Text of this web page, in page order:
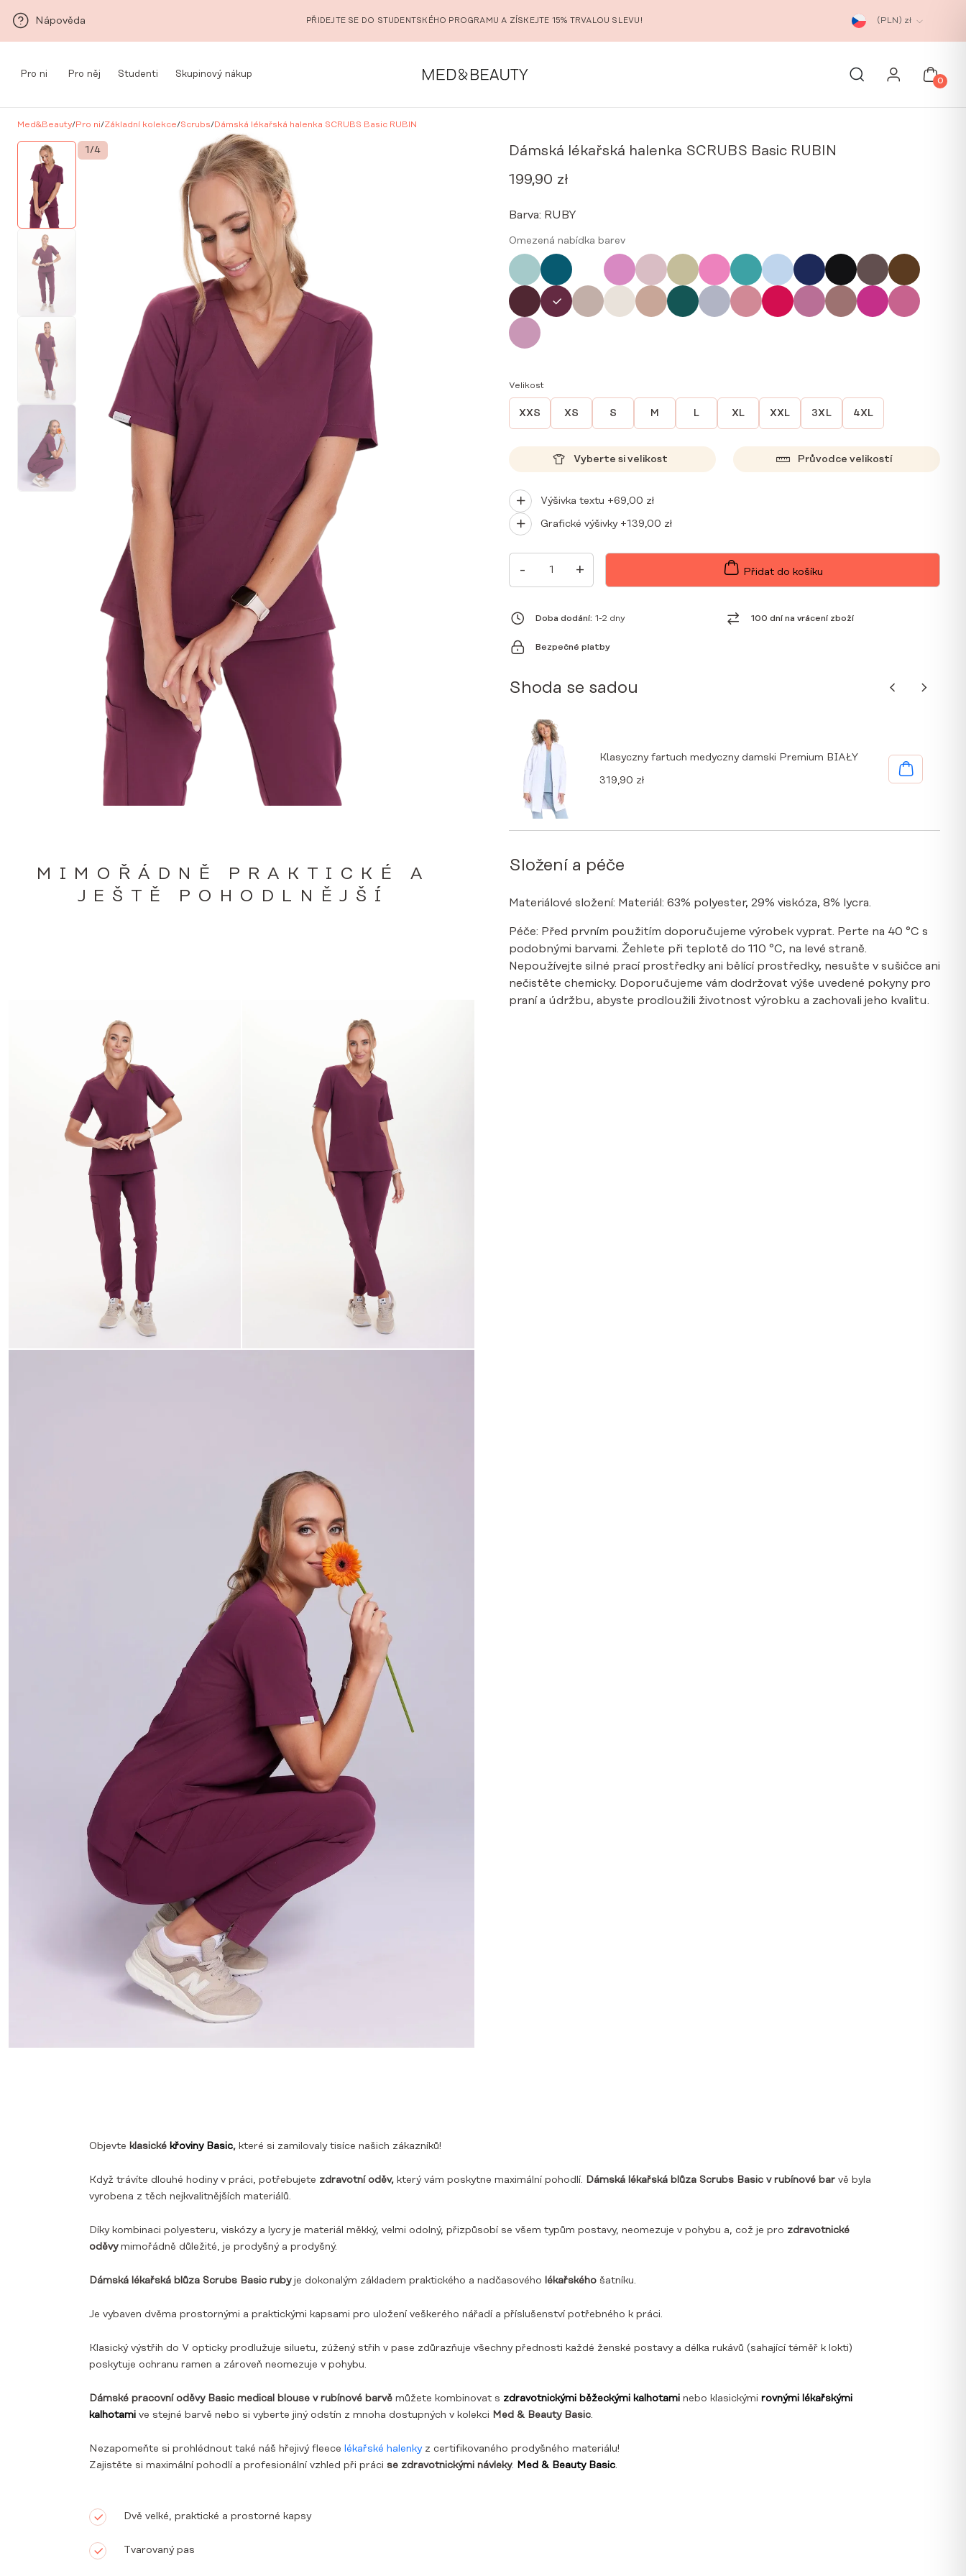
Nápověda PŘIDEJTE SE DO STUDENTSKÉHO PROGRAMU A ZÍSKEJTE 15% TRVALOU SLEVU! (PLN) zł
Pro ni Pro něj Studenti Skupinový nákup
0
Med&Beauty/Pro ni/Základní kolekce/Scrubs/Dámská lékařská halenka SCRUBS Basic RUBIN
1/4
MIMOŘÁDNĚ PRAKTICKÉ A
JEŠTĚ POHODLNĚJŠÍ
Dámská lékařská halenka SCRUBS Basic RUBIN
199,90 zł
Barva: RUBY
Omezená nabídka barev
Velikost
XXS XS S M L XL XXL 3XL 4XL
Vyberte si velikost Průvodce velikostí
Výšivka textu +69,00 zł
Grafické výšivky +139,00 zł
-
DÁMSKÁ
LÉKAŘSKÁ
RUBIN
MNOŽSTVÍ
+ Přidat do košíku
Doba dodání: 1-2 dny 100 dní na vrácení zboží
Bezpečné platby
Shoda se sadou
Klasyczny fartuch medyczny damski Premium BIAŁY
319,90 zł
Složení a péče
Materiálové složení: Materiál: 63% polyester, 29% viskóza, 8% lycra.
Péče: Před prvním použitím doporučujeme výrobek vyprat. Perte na 40 °C s
podobnými barvami. Žehlete při teplotě do 110 °C, na levé straně.
Nepoužívejte silné prací prostředky ani bělící prostředky, nesušte v sušičce ani
nečistěte chemicky. Doporučujeme vám dodržovat výše uvedené pokyny pro
praní a údržbu, abyste prodloužili životnost výrobku a zachovali jeho kvalitu.
Objevte klasické křoviny Basic, které si zamilovaly tisíce našich zákazníků!
Když trávíte dlouhé hodiny v práci, potřebujete zdravotní oděv, který vám poskytne maximální pohodlí. Dámská lékařská blůza Scrubs Basic v rubínové bar vě byla
vyrobena z těch nejkvalitnějších materiálů.
Díky kombinaci polyesteru, viskózy a lycry je materiál měkký, velmi odolný, přizpůsobí se všem typům postavy, neomezuje v pohybu a, což je pro zdravotnické
oděvymimořádně důležité, je prodyšný a prodyšný.
Dámská lékařská blůza Scrubs Basic rubyje dokonalým základem praktického a nadčasového lékařského šatníku.
Je vybaven dvěma prostornými a praktickými kapsami pro uložení veškerého nářadí a příslušenství potřebného k práci.
Klasický výstřih do V opticky prodlužuje siluetu, zúžený střih v pase zdůrazňuje všechny přednosti každé ženské postavy a délka rukávů (sahající téměř k lokti)
poskytuje ochranu ramen a zároveň neomezuje v pohybu.
Dámské pracovní oděvy Basic medical blouse v rubínové barvě můžete kombinovat s zdravotnickými běžeckými kalhotami nebo klasickými rovnými lékařskými
kalhotami ve stejné barvě nebo si vyberte jiný odstín z mnoha dostupných v kolekci Med & Beauty Basic.
Nezapomeňte si prohlédnout také náš hřejivý fleece lékařské halenkyz certifikovaného prodyšného materiálu!
Zajistěte si maximální pohodlí a profesionální vzhled při práci se zdravotnickými návleky. Med & Beauty Basic.
Dvě velké, praktické a prostorné kapsy
Tvarovaný pas